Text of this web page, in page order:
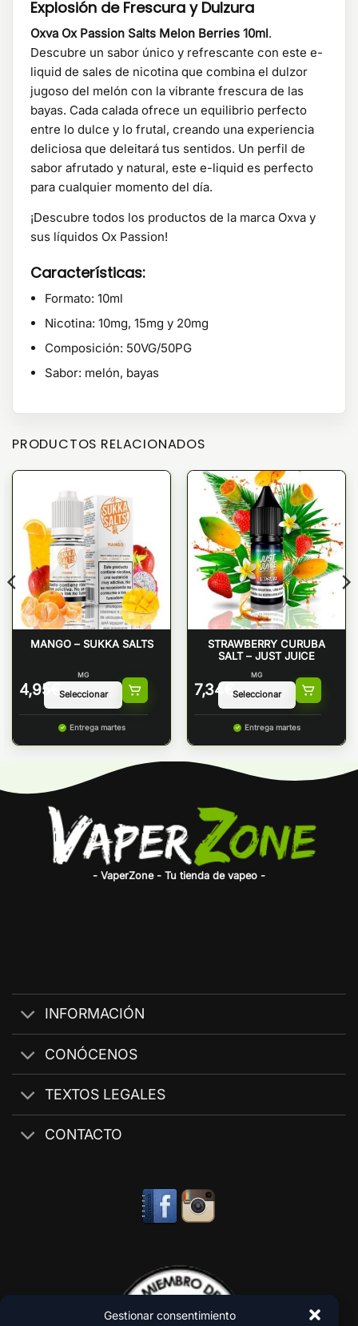
Gestionar consentimiento
Explosión de Frescura y Dulzura
Oxva Ox Passion Salts Melon Berries 10ml.
Descubre un sabor único y refrescante con este e-
liquid de sales de nicotina que combina el dulzor
jugoso del melón con la vibrante frescura de las
bayas. Cada calada ofrece un equilibrio perfecto
entre lo dulce y lo frutal, creando una experiencia
deliciosa que deleitará tus sentidos. Un perfil de
sabor afrutado y natural, este e-liquid es perfecto
para cualquier momento del día.
¡Descubre todos los productos de la marca Oxva y
sus líquidos Ox Passion!
Características:
Formato: 10ml
Nicotina: 10mg, 15mg y 20mg
Composición: 50VG/50PG
Sabor: melón, bayas
PRODUCTOS RELACIONADOS
MANGO – SUKKA SALTS
4,95 €
MG
Entrega martes
STRAWBERRY CURUBA
SALT – JUST JUICE
7,34 €
MG
Entrega martes
- VaperZone - Tu tienda de vapeo -
INFORMACIÓN
CONÓCENOS
TEXTOS LEGALES
CONTACTO